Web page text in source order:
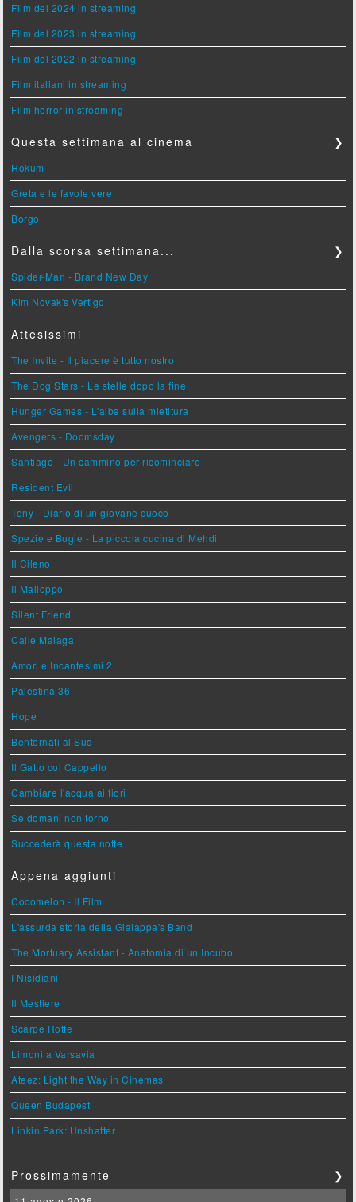
Film del 2024 in streaming
Film del 2023 in streaming
Film del 2022 in streaming
Film italiani in streaming
Film horror in streaming
Questa settimana al cinema ❯
Hokum
Greta e le favole vere
Borgo
Dalla scorsa settimana... ❯
Spider-Man - Brand New Day
Kim Novak's Vertigo
Attesissimi
The Invite - Il piacere è tutto nostro
The Dog Stars - Le stelle dopo la fine
Hunger Games - L'alba sulla mietitura
Avengers - Doomsday
Santiago - Un cammino per ricominciare
Resident Evil
Tony - Diario di un giovane cuoco
Spezie e Bugie - La piccola cucina di Mehdi
Il Cileno
Il Malloppo
Silent Friend
Calle Malaga
Amori e Incantesimi 2
Palestina 36
Hope
Bentornati al Sud
Il Gatto col Cappello
Cambiare l'acqua ai fiori
Se domani non torno
Succederà questa notte
Appena aggiunti
Cocomelon - Il Film
L'assurda storia della Gialappa's Band
The Mortuary Assistant - Anatomia di un Incubo
I Nisidiani
Il Mestiere
Scarpe Rotte
Limoni a Varsavia
Ateez: Light the Way in Cinemas
Queen Budapest
Linkin Park: Unshatter
Prossimamente ❯